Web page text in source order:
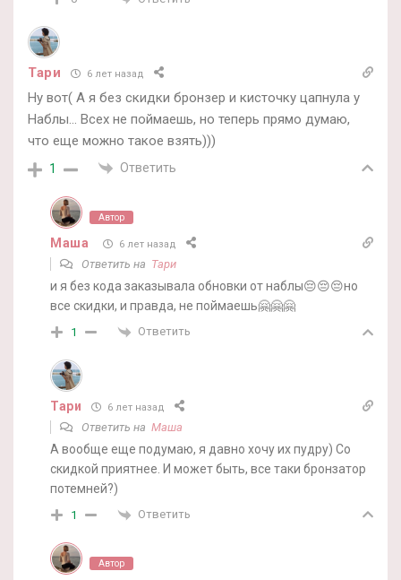
Тари 6 лет назад
Ну вот( А я без скидки бронзер и кисточку цапнула у
Наблы… Всех не поймаешь, но теперь прямо думаю,
что еще можно такое взять)))
1 Ответить
Автор
Маша 6 лет назад
Ответить на Тари
и я без кода заказывала обновки от наблы😔😔😔но
все скидки, и правда, не поймаешь🤗🤗🤗
1 Ответить
Тари 6 лет назад
Ответить на Маша
А вообще еще подумаю, я давно хочу их пудру) Со
скидкой приятнее. И может быть, все таки бронзатор
потемней?)
1 Ответить
Автор